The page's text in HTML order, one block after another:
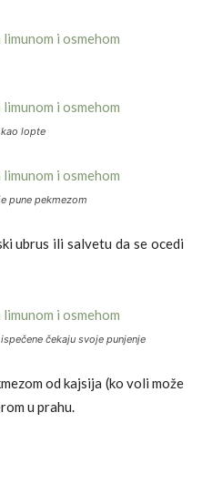
lopte
pune pekmezom
ubrus ili salvetu da se ocedi
čekaju svoje punjenje
od kajsija (ko voli može
u prahu.